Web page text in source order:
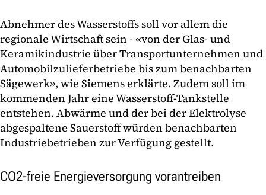
Abnehmer des Wasserstoffs soll vor allem die
regionale Wirtschaft sein - «von der Glas- und
Keramikindustrie über Transportunternehmen und
Automobilzulieferbetriebe bis zum benachbarten
Sägewerk», wie Siemens erklärte. Zudem soll im
kommenden Jahr eine Wasserstoff-Tankstelle
entstehen. Abwärme und der bei der Elektrolyse
abgespaltene Sauerstoff würden benachbarten
Industriebetrieben zur Verfügung gestellt.
CO2-freie Energieversorgung vorantreiben